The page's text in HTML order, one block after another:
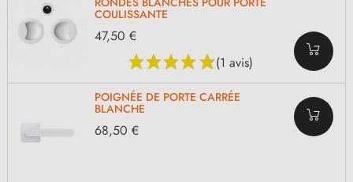
COULISSANTE
(1 avis)
47,50 €
POIGNÉE DE PORTE CARRÉE
BLANCHE
68,50 €